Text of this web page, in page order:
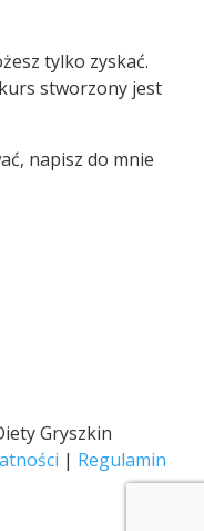
tylko zyskać.
stworzony jest
napisz do mnie
Gryszkin
| Regulamin